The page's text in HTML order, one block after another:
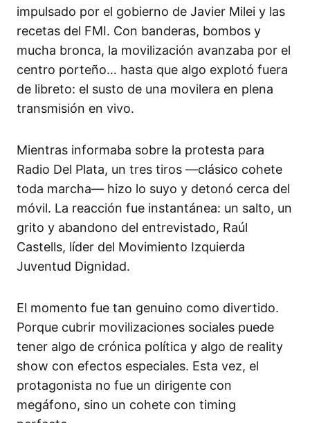
impulsado por el gobierno de Javier Milei y las
recetas del FMI. Con banderas, bombos y
mucha bronca, la movilización avanzaba por el
centro porteño… hasta que algo explotó fuera
de libreto: el susto de una movilera en plena
transmisión en vivo.
Mientras informaba sobre la protesta para
Radio Del Plata, un tres tiros —clásico cohete
toda marcha— hizo lo suyo y detonó cerca del
móvil. La reacción fue instantánea: un salto, un
grito y abandono del entrevistado, Raúl
Castells, líder del Movimiento Izquierda
Juventud Dignidad.
El momento fue tan genuino como divertido.
Porque cubrir movilizaciones sociales puede
tener algo de crónica política y algo de reality
show con efectos especiales. Esta vez, el
protagonista no fue un dirigente con
megáfono, sino un cohete con timing